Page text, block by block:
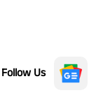
Follow Us